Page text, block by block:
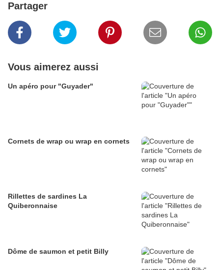
Partager
Vous aimerez aussi
Un apéro pour "Guyader"
Cornets de wrap ou wrap en cornets
Rillettes de sardines La
Quiberonnaise
Dôme de saumon et petit Billy